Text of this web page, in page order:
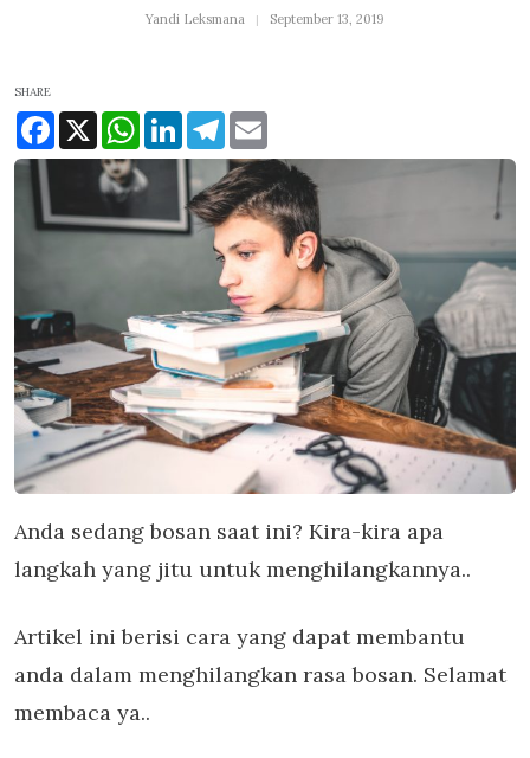
Yandi Leksmana September 13, 2019
SHARE
Facebook
X WhatsApp
LinkedInTelegram
Anda sedang bosan saat ini? Kira-kira apa
langkah yang jitu untuk menghilangkannya..
Artikel ini berisi cara yang dapat membantu
anda dalam menghilangkan rasa bosan. Selamat
membaca ya..